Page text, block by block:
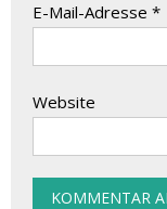
E-Mail-Adresse *
Website